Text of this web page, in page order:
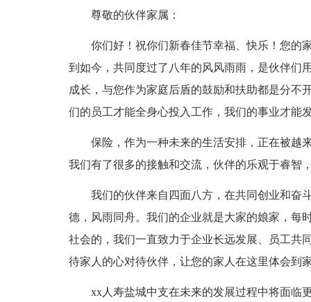
尊敬的伙伴家属：
你们好！祝你们新春佳节幸福、快乐！您的
到如今，共同度过了八年的风风雨雨，是伙伴们
成长，与您作为家庭后盾的鼓励和扶助都是分不
们的员工才能全身心投入工作，我们的事业才能
保险，作为一种未来的生活安排，正在被越
我们有了很多的接触和交流，伙伴的乐观于睿智
我们的伙伴来自四面八方，在共同创业和奋
德，风雨同舟。我们的企业就是大家的娘家，每
社会的，我们一直致力于企业长远发展、员工共
待家人的心对待伙伴，让您的家人在这里体会到
xx人寿盐城中支在未来的发展过程中将面临